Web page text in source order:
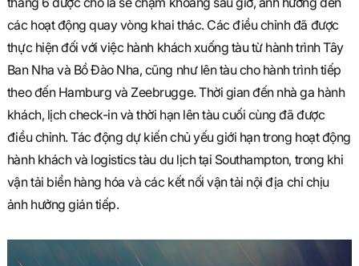
các hoạt động quay vòng khai thác. Các điều chỉnh đã được
thực hiện đối với việc hành khách xuống tàu từ hành trình Tây
Ban Nha và Bồ Đào Nha, cũng như lên tàu cho hành trình tiếp
theo đến Hamburg và Zeebrugge. Thời gian đến nhà ga hành
khách, lịch check-in và thời hạn lên tàu cuối cùng đã được
điều chỉnh. Tác động dự kiến chủ yếu giới hạn trong hoạt động
hành khách và logistics tàu du lịch tại Southampton, trong khi
vận tải biển hàng hóa và các kết nối vận tải nội địa chỉ chịu
ảnh hưởng gián tiếp.